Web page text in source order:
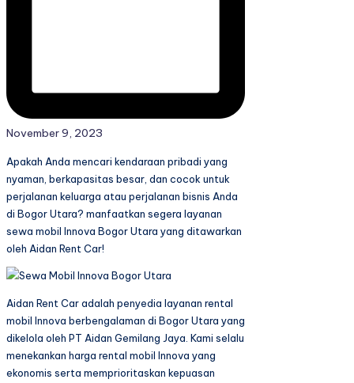
November 9, 2023
Apakah Anda mencari kendaraan pribadi yang
nyaman, berkapasitas besar, dan cocok untuk
perjalanan keluarga atau perjalanan bisnis Anda
di Bogor Utara? manfaatkan segera layanan
sewa mobil Innova Bogor Utara yang ditawarkan
oleh Aidan Rent Car!
Aidan Rent Car adalah penyedia layanan rental
mobil Innova berbengalaman di Bogor Utara yang
dikelola oleh PT Aidan Gemilang Jaya. Kami selalu
menekankan harga rental mobil Innova yang
ekonomis serta memprioritaskan kepuasan